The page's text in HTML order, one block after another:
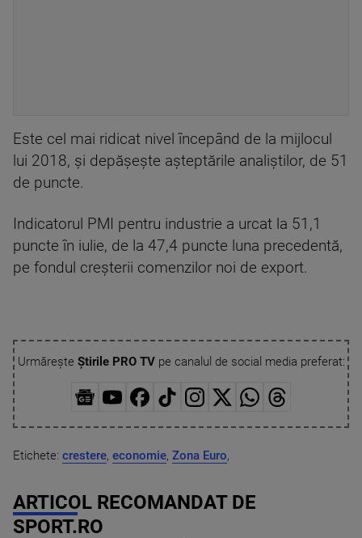
Este cel mai ridicat nivel începând de la mijlocul
lui 2018, şi depăşeşte aşteptările analiştilor, de 51
de puncte.
Indicatorul PMI pentru industrie a urcat la 51,1
puncte în iulie, de la 47,4 puncte luna precedentă,
pe fondul creşterii comenzilor noi de export.
Urmărește Știrile PRO TVpe canalul de social media preferat:
Etichete: crestere, economie, Zona Euro,
ARTICOL RECOMANDAT DE
SPORT.RO